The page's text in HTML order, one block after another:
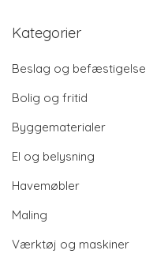
Kategorier
Beslag og befæstigelse
Bolig og fritid
Byggematerialer
El og belysning
Havemøbler
Maling
Værktøj og maskiner